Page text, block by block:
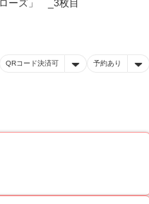
QRコード決済可 予約あり